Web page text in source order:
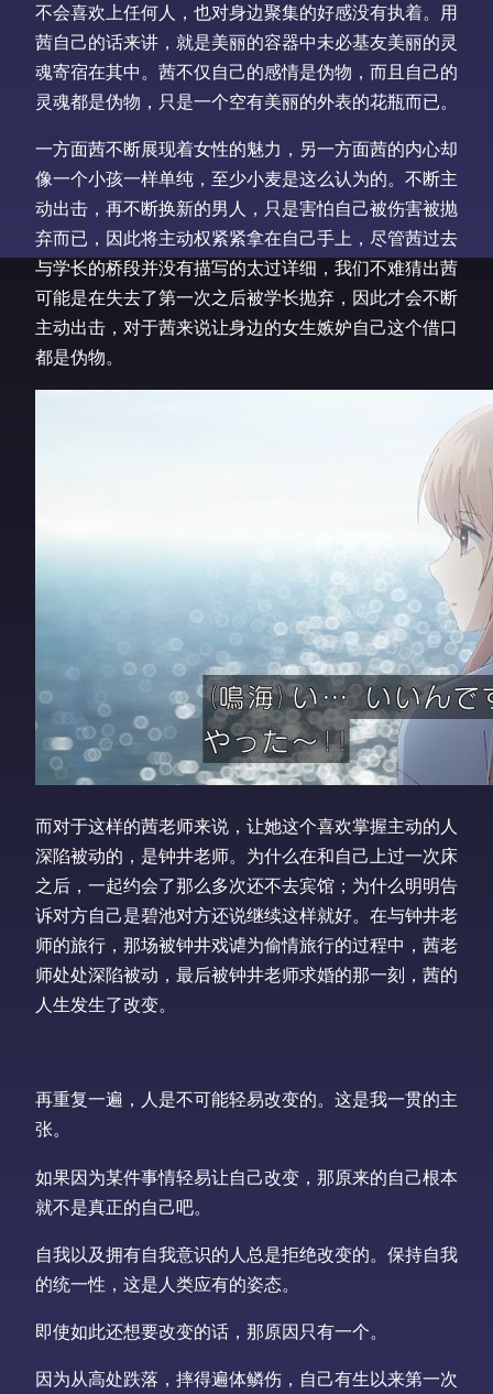
不会喜欢上任何人，也对身边聚集的好感没有执着。用
茜自己的话来讲，就是美丽的容器中未必基友美丽的灵
魂寄宿在其中。茜不仅自己的感情是伪物，而且自己的
灵魂都是伪物，只是一个空有美丽的外表的花瓶而已。
一方面茜不断展现着女性的魅力，另一方面茜的内心却
像一个小孩一样单纯，至少小麦是这么认为的。不断主
动出击，再不断换新的男人，只是害怕自己被伤害被抛
弃而已，因此将主动权紧紧拿在自己手上，尽管茜过去
与学长的桥段并没有描写的太过详细，我们不难猜出茜
可能是在失去了第一次之后被学长抛弃，因此才会不断
主动出击，对于茜来说让身边的女生嫉妒自己这个借口
都是伪物。
而对于这样的茜老师来说，让她这个喜欢掌握主动的人
深陷被动的，是钟井老师。为什么在和自己上过一次床
之后，一起约会了那么多次还不去宾馆；为什么明明告
诉对方自己是碧池对方还说继续这样就好。在与钟井老
师的旅行，那场被钟井戏谑为偷情旅行的过程中，茜老
师处处深陷被动，最后被钟井老师求婚的那一刻，茜的
人生发生了改变。
再重复一遍，人是不可能轻易改变的。这是我一贯的主
张。
如果因为某件事情轻易让自己改变，那原来的自己根本
就不是真正的自己吧。
自我以及拥有自我意识的人总是拒绝改变的。保持自我
的统一性，这是人类应有的姿态。
即使如此还想要改变的话，那原因只有一个。
因为从高处跌落，摔得遍体鳞伤，自己有生以来第一次